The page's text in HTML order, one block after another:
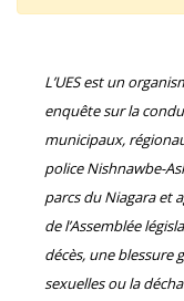
L’UES est un
enquête sur la
municipaux,
police Nishnawbe-
parcs du Niagara et
de l’Assemblée
décès, une blessure
sexuelles ou la